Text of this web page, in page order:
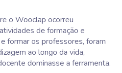
o Wooclap ocorreu
de formação e
formar os professores, foram
ao longo da vida,
dominasse a ferramenta.